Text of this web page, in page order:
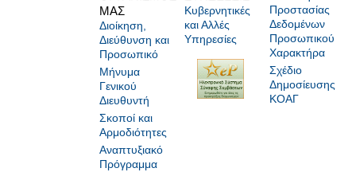
ΜΑΣ
Διοίκηση,
Διεύθυνση και
Προσωπικό
Μήνυμα
Γενικού
Διευθυντή
Σκοποί και
Αρμοδιότητες
Αναπτυξιακό
Πρόγραμμα
Κυβερνητικές
και Αλλές
Υπηρεσίες
Προστασίας
Δεδομένων
Προσωπικού
Χαρακτήρα
Σχέδιο
Δημοσίευσης
ΚΟΑΓ